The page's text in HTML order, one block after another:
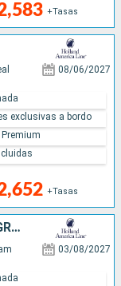
+Tasas
08/06/2027
+Tasas
exclusivas a bordo
Premium
PAISES BAJOS, IRLANDA, ISLANDIA, GROENLANDIA, CANADÁ, ESTADOS UNIDOS
03/08/2027